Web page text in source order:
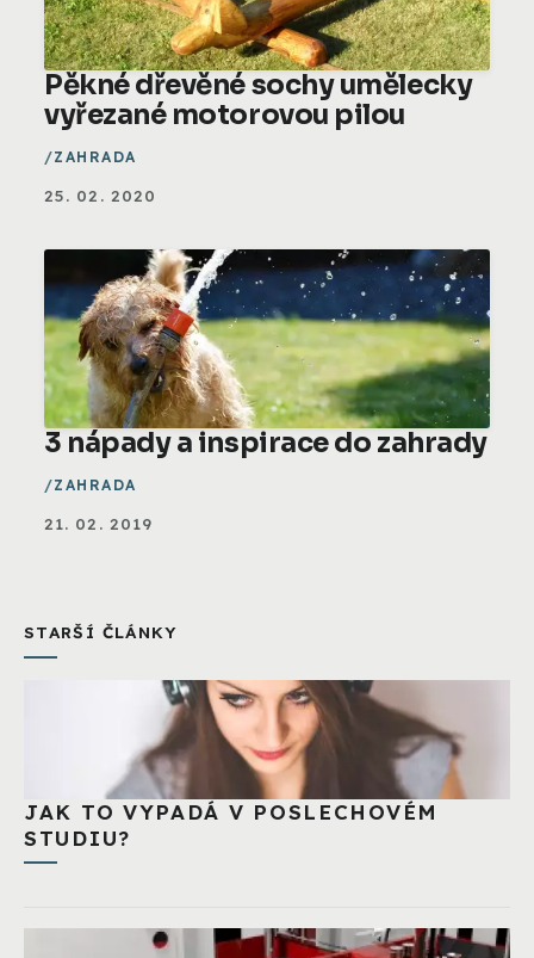
Pěkné dřevěné sochy umělecky
vyřezané motorovou pilou
ZAHRADA
25. 02. 2020
3 nápady a inspirace do zahrady
ZAHRADA
21. 02. 2019
STARŠÍ ČLÁNKY
JAK TO VYPADÁ V POSLECHOVÉM
STUDIU?